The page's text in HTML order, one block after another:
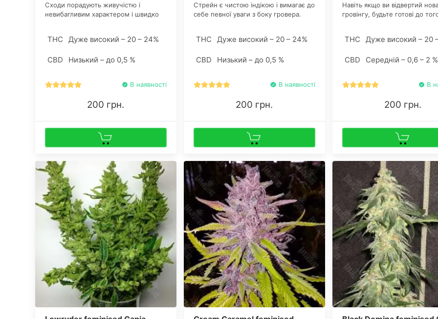
Сходи порадують живучістю і
невибагливим характером і швидко
важкими суцвіттями.
THC Дуже високий – 20 – 24%
CBD Низький – до 0,5 %
В наявності
200 грн.
Стрейн є чистою індікою і вимагає до
себе певної уваги з боку гровера.
THC Дуже високий – 20 – 24%
CBD Низький – до 0,5 %
В наявності
200 грн.
Навіть якщо ви відвертий
гровінгу, будьте готові до
грам добірної марихуани з
стандартом, його частка
THC Дуже високий – 20
CBD Середній – 0,6 – 2 %
В
200 грн.